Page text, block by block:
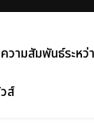
ความสัมพันธ์ระหว่
ส์